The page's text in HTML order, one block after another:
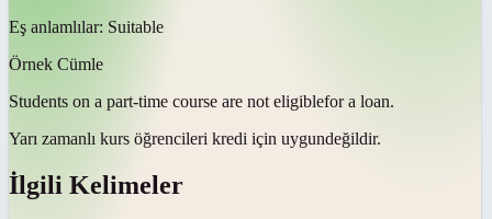
Eş anlamlılar: Suitable
Örnek Cümle
Students on a part-time course are not eligiblefor a loan.
Yarı zamanlı kurs öğrencileri kredi için uygundeğildir.
İlgili Kelimeler